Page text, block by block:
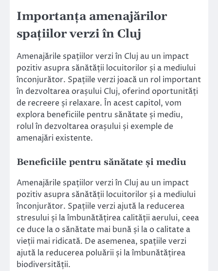
Importanța amenajărilor
spațiilor verzi în Cluj
Amenajările spațiilor verzi în Cluj au un impact
pozitiv asupra sănătății locuitorilor și a mediului
înconjurător. Spațiile verzi joacă un rol important
în dezvoltarea orașului Cluj, oferind oportunități
de recreere și relaxare. În acest capitol, vom
explora beneficiile pentru sănătate și mediu,
rolul în dezvoltarea orașului și exemple de
amenajări existente.
Beneficiile pentru sănătate și mediu
Amenajările spațiilor verzi în Cluj au un impact
pozitiv asupra sănătății locuitorilor și a mediului
înconjurător. Spațiile verzi ajută la reducerea
stresului și la îmbunătățirea calității aerului, ceea
ce duce la o sănătate mai bună și la o calitate a
vieții mai ridicată. De asemenea, spațiile verzi
ajută la reducerea poluării și la îmbunătățirea
biodiversității.